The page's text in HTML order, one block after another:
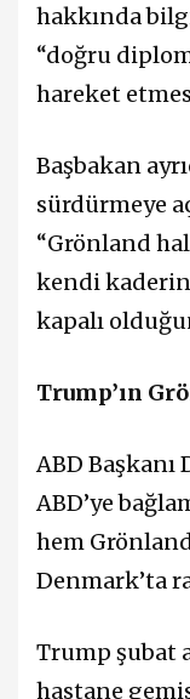
hakkında
“doğru
hareket
Başbakan
sürdürmeye
“Grönland
kendi
kapalı
Trump’ın
ABD Başkanı
ABD’ye
hem
Denmark’ta
Trump şubat
hastane